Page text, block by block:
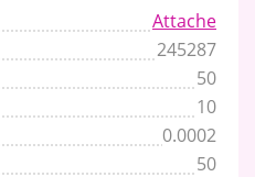
Attache
245287
50
10
0.0002
50